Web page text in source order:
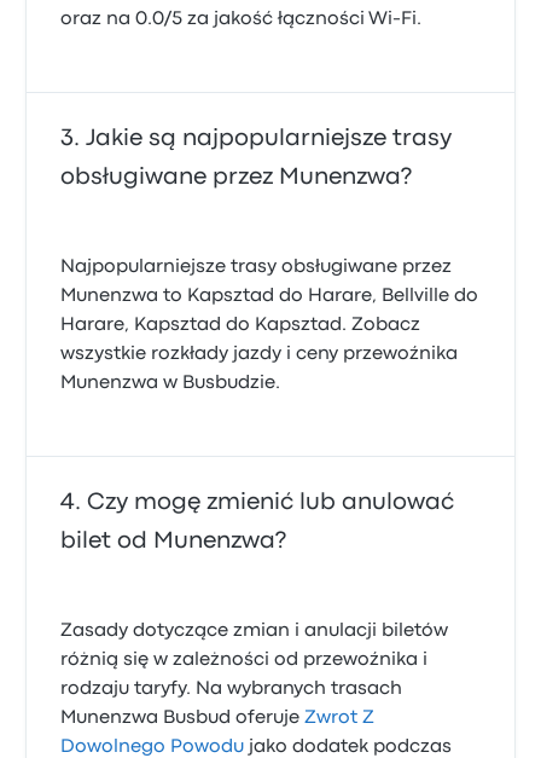
oraz na 0.0/5 za jakość łączności Wi-Fi.
Jakie są najpopularniejsze trasy
obsługiwane przez Munenzwa?
Najpopularniejsze trasy obsługiwane przez
Munenzwa to Kapsztad do Harare, Bellville do
Harare, Kapsztad do Kapsztad. Zobacz
wszystkie rozkłady jazdy i ceny przewoźnika
Munenzwa w Busbudzie.
Czy mogę zmienić lub anulować
bilet od Munenzwa?
Zasady dotyczące zmian i anulacji biletów
różnią się w zależności od przewoźnika i
rodzaju taryfy. Na wybranych trasach
Munenzwa Busbud oferujeZwrot Z
Dowolnego Powodu jako dodatek podczas